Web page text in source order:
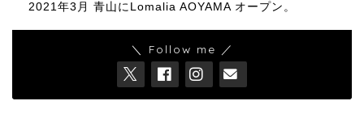
2021年3月 青山にLomalia AOYAMA オープン。
＼ Follow me ／